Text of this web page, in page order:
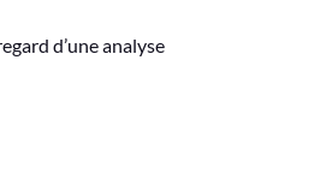
d’une analyse